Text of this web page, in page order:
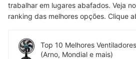
trabalhar em lugares abafados. Veja
ranking das melhores opções. Clique
Top 10 Melhores
(Arno, Mondial e mais)